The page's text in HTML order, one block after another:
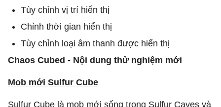
Tùy chỉnh vị trí hiển thị
Chỉnh thời gian hiển thị
Tùy chỉnh loại âm thanh được hiển thị
Chaos Cubed - Nội dung thử nghiệm mới
Mob mới Sulfur Cube
Sulfur Cube là mob mới sống trong Sulfur Caves và